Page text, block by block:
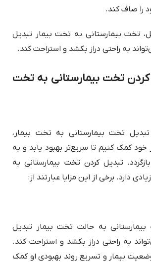
را صاف کند.
تخت بیمارستانی به تخت بیمار تبدیل
به راحتی دراز بکشد و استراحت کند.
کردن تخت بیمارستانی به تخت
تخت بیمارستانی به تخت بیمار،
خود کمک کنیم تا سریع‌تر بهبود یابد و به
تبدیل کردن تخت بیمارستانی به
دارد. برخی از این مزایا عبارتند از:
به حالت تخت بیمار تبدیل
به راحتی دراز بکشد و استراحت کند.
بیمار و تسریع روند بهبودی او کمک